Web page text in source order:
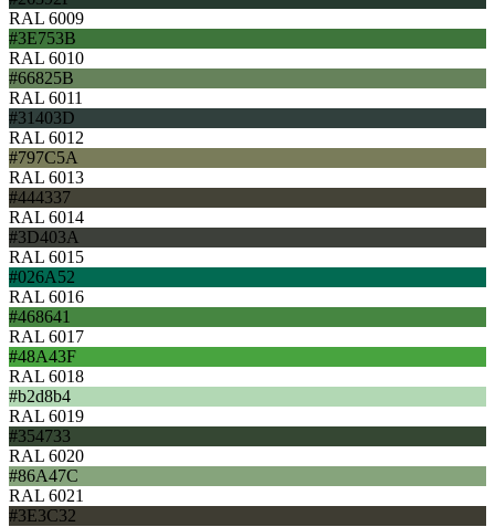
RAL 6009
#3E753B
RAL 6010
#66825B
RAL 6011
#31403D
RAL 6012
#797C5A
RAL 6013
#444337
RAL 6014
#3D403A
RAL 6015
#026A52
RAL 6016
#468641
RAL 6017
#48A43F
RAL 6018
#b2d8b4
RAL 6019
#354733
RAL 6020
#86A47C
RAL 6021
#3E3C32